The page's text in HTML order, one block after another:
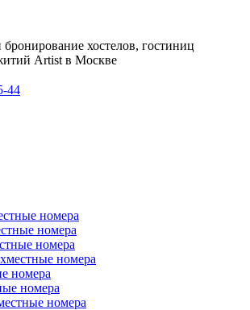
хостелов, гостиниц
Artist в Москве
44
номера
номера
номера
номера
номера
номера
номера